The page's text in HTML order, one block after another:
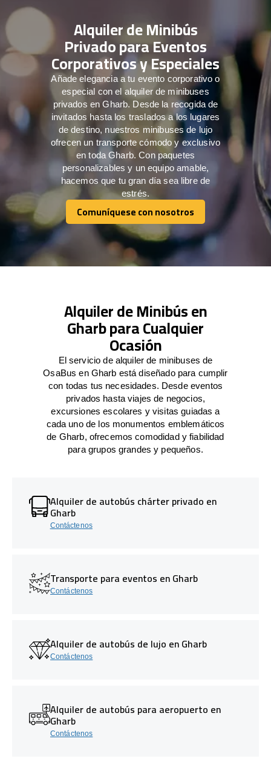
Alquiler de Minibús
Privado para Eventos
Corporativos y Especiales
Añade elegancia a tu evento corporativo o
especial con el alquiler de minibuses
privados en Gharb. Desde la recogida de
invitados hasta los traslados a los lugares
de destino, nuestros minibuses de lujo
ofrecen un transporte cómodo y exclusivo
en toda Gharb. Con paquetes
personalizables y un equipo amable,
hacemos que tu gran día sea libre de
estrés.
Comuníquese con nosotros
Comuníquese con nosotros
Alquiler de Minibús en
Gharb para Cualquier
Ocasión
El servicio de alquiler de minibuses de
OsaBus en Gharb está diseñado para cumplir
con todas tus necesidades. Desde eventos
privados hasta viajes de negocios,
excursiones escolares y visitas guiadas a
cada uno de los monumentos emblemáticos
de Gharb, ofrecemos comodidad y fiabilidad
para grupos grandes y pequeños.
Alquiler de autobús chárter privado en
Gharb
Contáctenos
Transporte para eventos en Gharb
Contáctenos
Alquiler de autobús de lujo en Gharb
Contáctenos
Alquiler de autobús para aeropuerto en
Gharb
Contáctenos